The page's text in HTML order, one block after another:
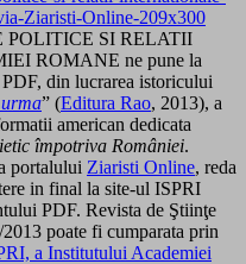
POLITICE SI RELATII
ROMANE ne pune la
din lucrarea istoricului
” (Editura Rao, 2013), a
american dedicata
împotriva României.
portalului Ziaristi Online, reda
in final la site-ul ISPRI
PDF. Revista de Ştiinţe
poate fi cumparata prin
a Institutului Academiei